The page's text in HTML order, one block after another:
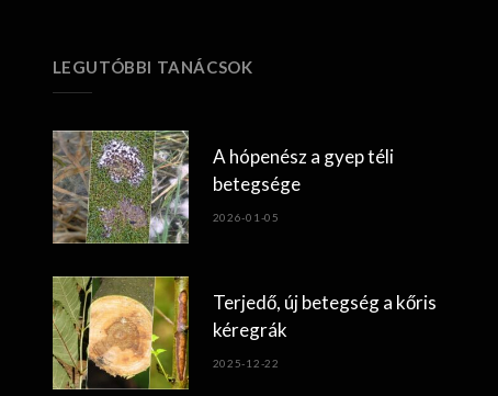
LEGUTÓBBI TANÁCSOK
A hópenész a gyep téli
betegsége
2026-01-05
Terjedő, új betegség a kőris
kéregrák
2025-12-22